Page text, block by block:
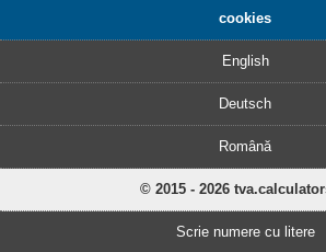
cookies
English
Deutsch
Română
© 2015 - 2026
Scrie numere cu litere